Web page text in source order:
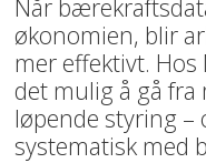
Når
økonomien, blir
mer effektivt.
det mulig å gå
løpende styring –
systematisk med